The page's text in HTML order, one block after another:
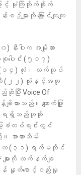
ြင့် ဗုံးကြဲတိုက်ခိုက်
များကို ဗြောင်ကျကျ
းပါးက အမျိုးသား
ပေါင်း (၅၁၇)
(၁၄) လုံး၊ လက်လုပ်
း (၂၂) လုံးနှင့်အတူ
ြီး Voice Of
ထားသည်။ ကျောက်ဖြူ
ပွဲရရှိသည်ဟုဆို
ေခံတပ်ရင်းတွင်
အာဏာသိမ်း
လ (၃၁) ရက်မတိုင်
များကို လက်နက်ချ
ေးရန် နှုတ်စောင့်စည်းမှု